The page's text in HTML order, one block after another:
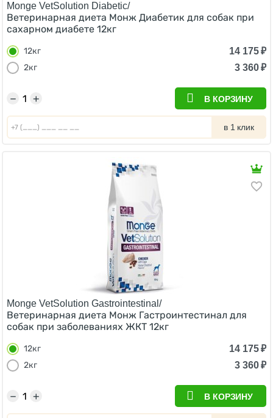
Monge VetSolution Diabetic/
Ветеринарная диета Монж Диабетик для собак при
сахарном диабете 12кг
12кг 14 175₽
2кг
3 360₽
+
− В КОРЗИНУ
в 1 клик
Monge VetSolution Gastrointestinal/
Ветеринарная диета Монж Гастроинтестинал для
собак при заболеваниях ЖКТ 12кг
12кг 14 175₽
2кг
3 360₽
+
− В КОРЗИНУ